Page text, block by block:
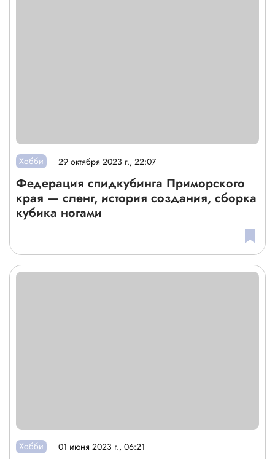
Хобби 29 октября 2023 г., 22:07
Федерация спидкубинга Приморского
края — сленг, история создания, сборка
кубика ногами
Хобби 01 июня 2023 г., 06:21